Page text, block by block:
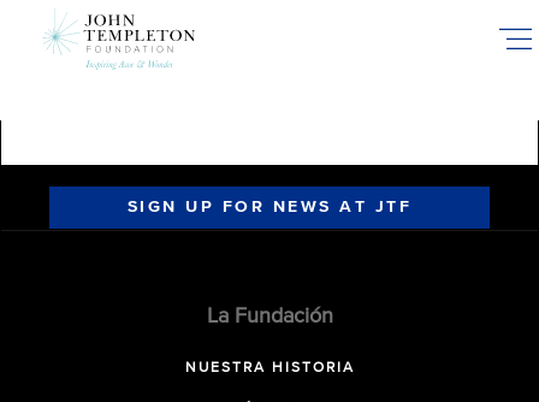
SIGN UP FOR NEWS AT JTF
La Fundación
NUESTRA HISTORIA